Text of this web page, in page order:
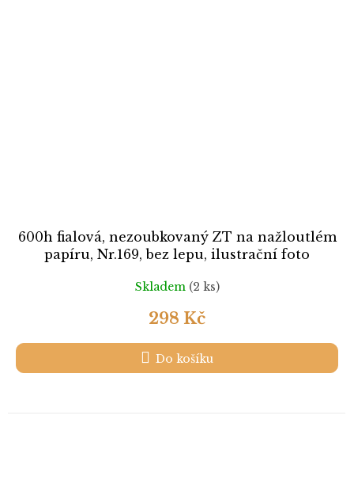
600h fialová, nezoubkovaný ZT na nažloutlém
papíru, Nr.169, bez lepu, ilustrační foto
Skladem (2 ks)
298 Kč
Do košíku